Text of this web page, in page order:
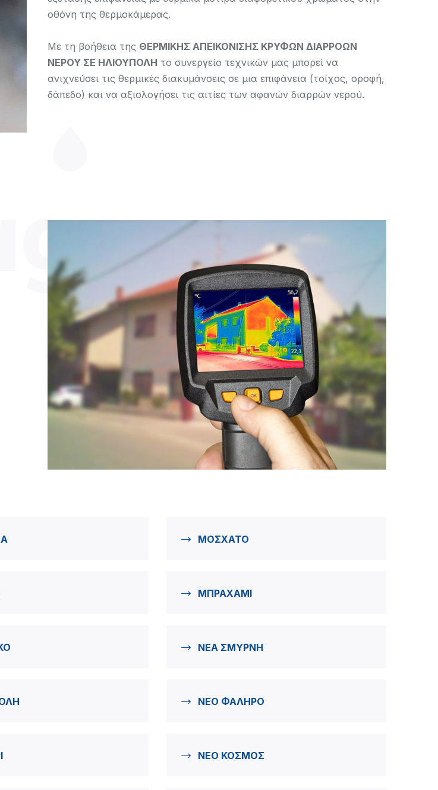
οθόνη της θερμοκάμερας.
Με τη βοήθεια της ΘΕΡΜΙΚΗΣ ΑΠΕΙΚΟΝΙΣΗΣ ΚΡΥΦΩΝ ΔΙΑΡΡΟΩΝ
ΝΕΡΟΥ ΣΕ ΗΛΙΟΥΠΟΛΗ το συνεργείο τεχνικών μας μπορεί να
ανιχνεύσει τις θερμικές διακυμάνσεις σε μια επιφάνεια (τοίχος, οροφή,
δάπεδο) και να αξιολογήσει τις αιτίες των αφανών διαρρών νερού.
ΜΟΣΧΑΤΟ
ΜΠΡΑΧΑΜΙ
ΝΕΑ ΣΜΥΡΝΗ
ΝΕΟ ΦΑΛΗΡΟ
ΝΕΟ ΚΟΣΜΟΣ